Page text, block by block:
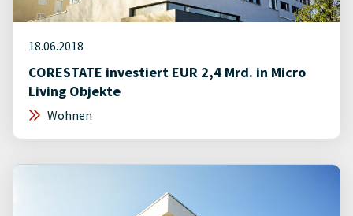
18.06.2018
CORESTATE investiert EUR 2,4 Mrd. in Micro
Living Objekte
Wohnen